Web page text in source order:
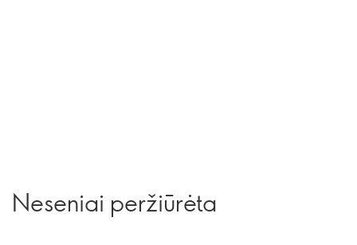
Neseniai peržiūrėta